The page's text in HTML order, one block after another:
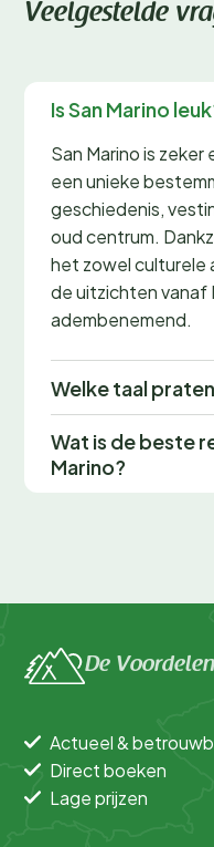
Veelgestelde
Is San Marino
San Marino is
een unieke
geschiedenis,
oud centrum.
het zowel culturele
de uitzichten vanaf
adembenemend.
Welke taal
Wat is de beste
Marino?
De
Actueel &
Direct boeken
Lage prijzen